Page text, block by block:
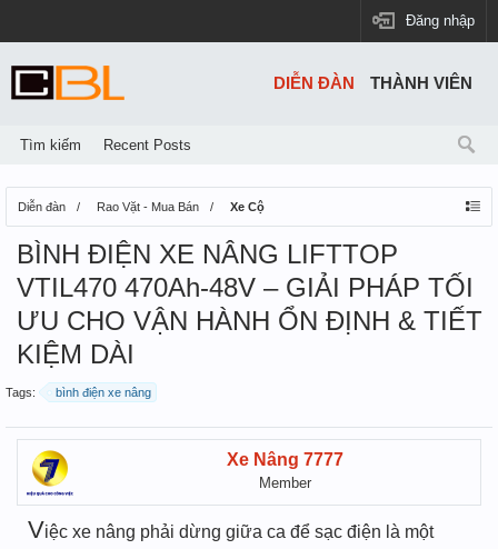
Đăng nhập
Diễn đàn Rao Vặt - Mua Bán Xe Cộ
BÌNH ĐIỆN XE NÂNG LIFTTOP
VTIL470 470Ah-48V – GIẢI PHÁP TỐI
ƯU CHO VẬN HÀNH ỔN ĐỊNH & TIẾT
KIỆM DÀI
Tags: bình điện xe nâng
Xe Nâng 7777
Member
Việc xe nâng phải dừng giữa ca để sạc điện là một
DIỄN ĐÀN
Tìm kiếm Recent Posts
THÀNH VIÊN